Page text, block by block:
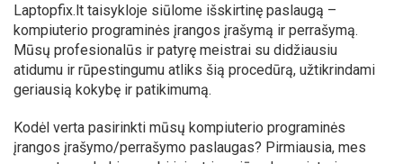
Laptopfix.lt taisykloje siūlome išskirtinę paslaugą –
kompiuterio programinės įrangos įrašymą ir perrašymą.
Mūsų profesionalūs ir patyrę meistrai su didžiausiu
atidumu ir rūpestingumu atliks šią procedūrą, užtikrindami
geriausią kokybę ir patikimumą.
Kodėl verta pasirinkti mūsų kompiuterio programinės
įrangos įrašymo/perrašymo paslaugas? Pirmiausia, mes